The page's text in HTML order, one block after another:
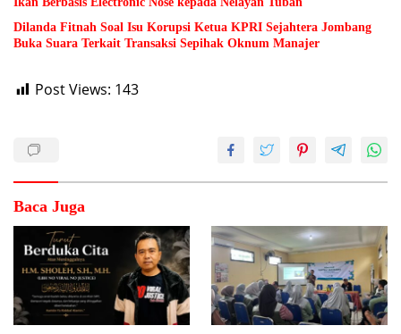
Dilanda Fitnah Soal Isu Korupsi Ketua KPRI Sejahtera Jombang
Buka Suara Terkait Transaksi Sepihak Oknum Manajer
Post Views: 143
Baca Juga